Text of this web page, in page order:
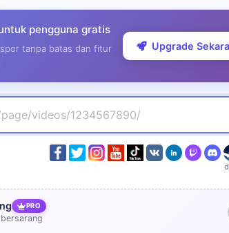
pengguna gratis
tanpa batas dan fitur
Upgrade
PRO